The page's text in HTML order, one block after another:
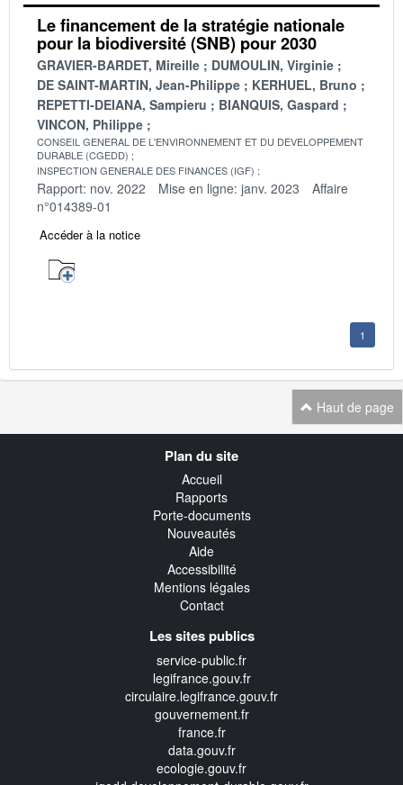
Le financement de la stratégie nationale
pour la biodiversité (SNB) pour 2030
GRAVIER-BARDET, Mireille
DUMOULIN, Virginie
DE SAINT-MARTIN, Jean-Philippe
KERHUEL, Bruno
REPETTI-DEIANA, Sampieru
BIANQUIS, Gaspard
VINCON, Philippe
CONSEIL GENERAL DE L'ENVIRONNEMENT ET DU DEVELOPPEMENT
DURABLE (CGEDD)
INSPECTION GENERALE DES FINANCES (IGF)
Rapport: nov. 2022 Mise en ligne: janv. 2023
Affaire
n°014389-01
Accéder à la notice
1
Haut de page
Plan du site
Accueil
Rapports
Porte-documents
Nouveautés
Aide
Accessibilité
Mentions légales
Contact
Les sites publics
service-public.fr
legifrance.gouv.fr
circulaire.legifrance.gouv.fr
gouvernement.fr
france.fr
data.gouv.fr
ecologie.gouv.fr